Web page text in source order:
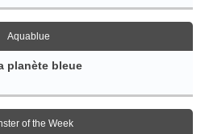
Aquablue
planète bleue
of the Week